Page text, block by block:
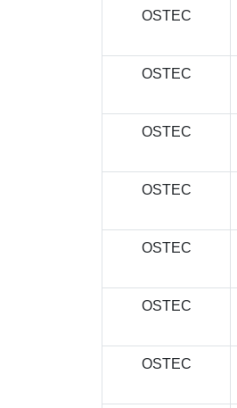
OSTEC
OSTEC
OSTEC
OSTEC
OSTEC
OSTEC
OSTEC